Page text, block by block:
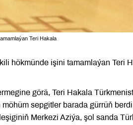
Teri Hakala
hökmünde işini tamamlaýan Teri
görä, Teri Hakala
sepgitler barada gürrüň
Merkezi Aziýa, şol sanda